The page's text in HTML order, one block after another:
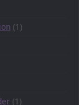
(1)
(1)